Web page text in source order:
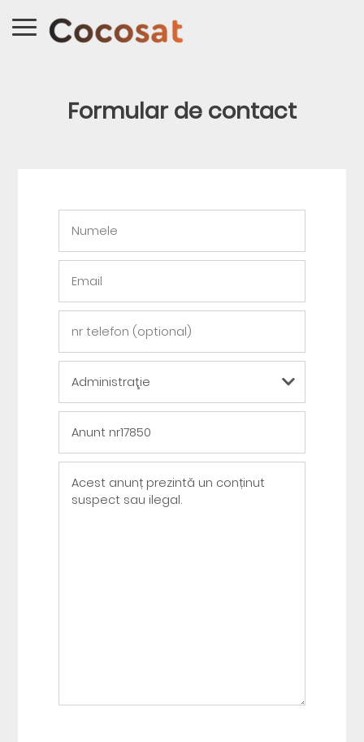
Formular de contact